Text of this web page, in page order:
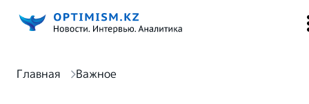
Главная Важное